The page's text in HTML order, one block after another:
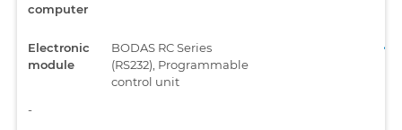
computer
Electronic
module
BODAS RC Series
(RS232), Programmable
control unit
-